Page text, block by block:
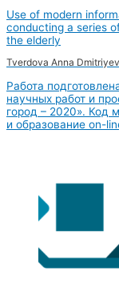
Use of modern
conducting a series
the elderly
Tverdova Anna
Работа
научных работ и
город – 2020». Код
и образование on-